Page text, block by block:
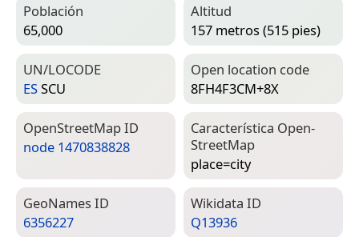
Población
65,000
Altitud
157 metros (515 pies)
UN/LOCODE
ESSCU
Open location code
8FH4F3CM+8X
Open­Street­Map ID
node 1470838828
Característica Open­
Street­Map
place=­city
Geo­Names ID
6356227
Wiki­data ID
Q13936